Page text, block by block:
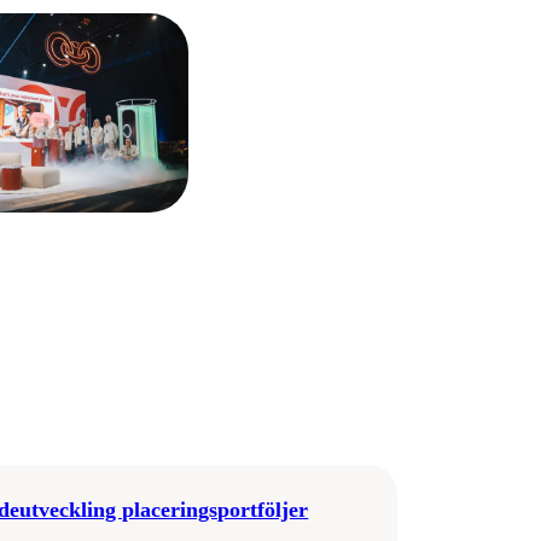
placeringsportföljer